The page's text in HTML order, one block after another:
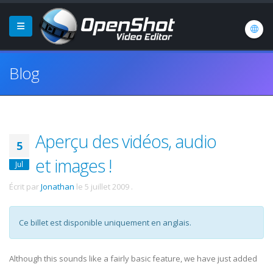
Blog
5
Jul
Aperçu des vidéos, audio
et images !
Écrit parJonathan le 5 juillet 2009 .
Ce billet est disponible uniquement en anglais.
Although this sounds like a fairly basic feature, we have just added